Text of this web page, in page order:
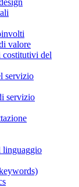
valore
costitutivi del
servizio
servizio
linguaggio